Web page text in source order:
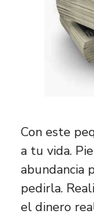
Con este
a tu vida.
abundancia
pedirla.
el dinero